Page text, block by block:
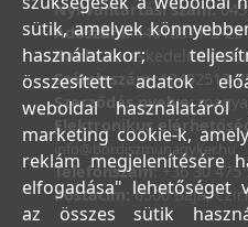
Nyilvántartási szám:
Adószám:44018371-2-23
Bank:Kereskedelmi és
Számlaszám:10402513-
Szerződés nyelve:
Elektronikus
info@bordiszmunagyker.hu
Telefonszám: +36 30 475
Postacím:6500 Baja,
sütik, amelyek
használatakor;
összesített adatok
weboldal
marketing cookie-k,
reklám megjelenítésére
elfogadása" lehetőséget
az összes sütik